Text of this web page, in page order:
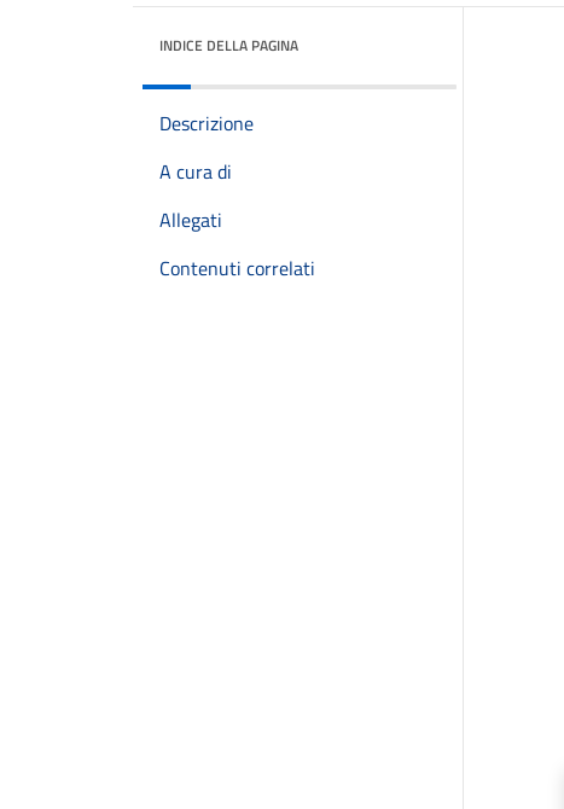
INDICE DELLA PAGINA
Descrizione
A cura di
Allegati
Contenuti correlati